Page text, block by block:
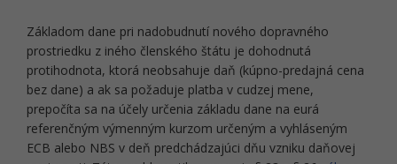
Základom dane pri nadobudnutí nového dopravného
prostriedku z iného členského štátu je dohodnutá
protihodnota, ktorá neobsahuje daň (kúpno-predajná cena
bez dane) a ak sa požaduje platba v cudzej mene,
prepočíta sa na účely určenia základu dane na eurá
referenčným výmenným kurzom určeným a vyhláseným
ECB alebo NBS v deň predchádzajúci dňu vzniku daňovej